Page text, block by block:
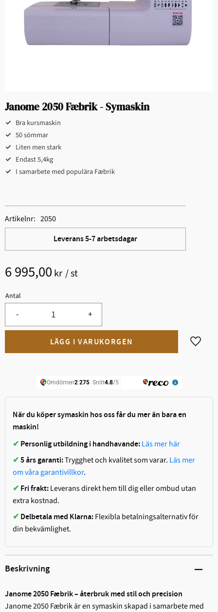
Janome 2050 Fæbrik - Symaskin
Bra kursmaskin
50 sömmar
Liten men stark
Endast 5,4kg
I samarbete med populära Fæbrik
6 995,00 kr /st
Antal
+
-
Lägg
Leverans 5-7 arbetsdagar
Artikelnr 2050
När du köper symaskin hos oss får du mer än bara en
maskin!
✔ Personlig utbildning i handhavande:Läs mer här
✔5 års garanti:Trygghet och kvalitet som varar. Läs mer
om våra garantivillkor.
✔ Fri frakt:Leverans direkt hem till dig eller ombud utan
extra kostnad.
✔ Delbetala med Klarna:Flexibla betalningsalternativ för
din bekvämlighet.
Beskrivning
Janome 2050 Fæbrik – återbruk med stil och precision
Janome 2050 Fæbrik är en symaskin skapad i samarbete med